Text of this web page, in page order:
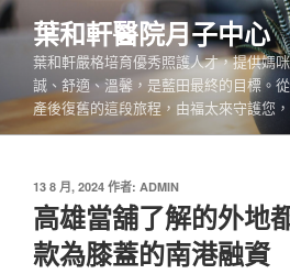
跳
至
內
葉和軒醫院月子中心
葉和軒嚴格培育優秀照護人才，提供媽
誠、舒適、溫馨，是藍田最終的目標。
產後復舊的這段旅程，由福太來守護您
發
佈
於
13 8 月, 2024 作者: ADMIN
高雄當舖了解的外地
款為膝蓋的南港融資